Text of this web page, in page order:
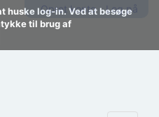
huske log-in. Ved at besøge
til brug af
Opret konto Log på